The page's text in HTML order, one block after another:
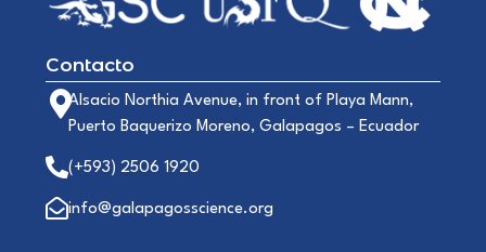
Contacto
Alsacio Northia Avenue, in front of Playa Mann,
Puerto Baquerizo Moreno, Galapagos – Ecuador
(+593) 2506 1920
info@galapagosscience.org